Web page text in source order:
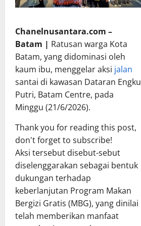
Chanelnusantara.com –
Batam | Ratusan warga Kota
Batam, yang didominasi oleh
kaum ibu, menggelar aksi jalan
santai di kawasan Dataran Engku
Putri, Batam Centre, pada
Minggu (21/6/2026).
Thank you for reading this post,
don't forget to subscribe!
Aksi tersebut disebut-sebut
diselenggarakan sebagai bentuk
dukungan terhadap
keberlanjutan Program Makan
Bergizi Gratis (MBG), yang dinilai
telah memberikan manfaat